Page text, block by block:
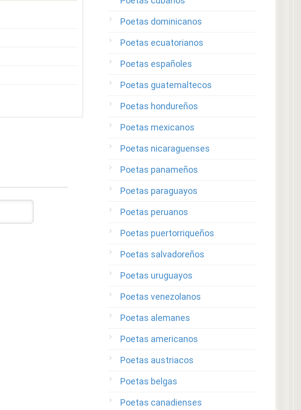
Poetas dominicanos
Poetas ecuatorianos
Poetas españoles
Poetas guatemaltecos
Poetas hondureños
Poetas mexicanos
Poetas nicaraguenses
Poetas panameños
Poetas paraguayos
Poetas peruanos
Poetas puertorriqueños
Poetas salvadoreños
Poetas uruguayos
Poetas venezolanos
Poetas alemanes
Poetas americanos
Poetas austriacos
Poetas belgas
Poetas canadienses